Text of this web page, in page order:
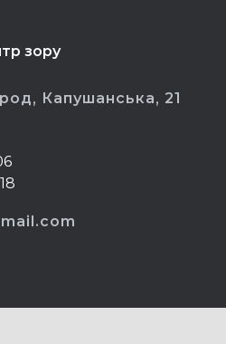
зору
Капушанська, 21